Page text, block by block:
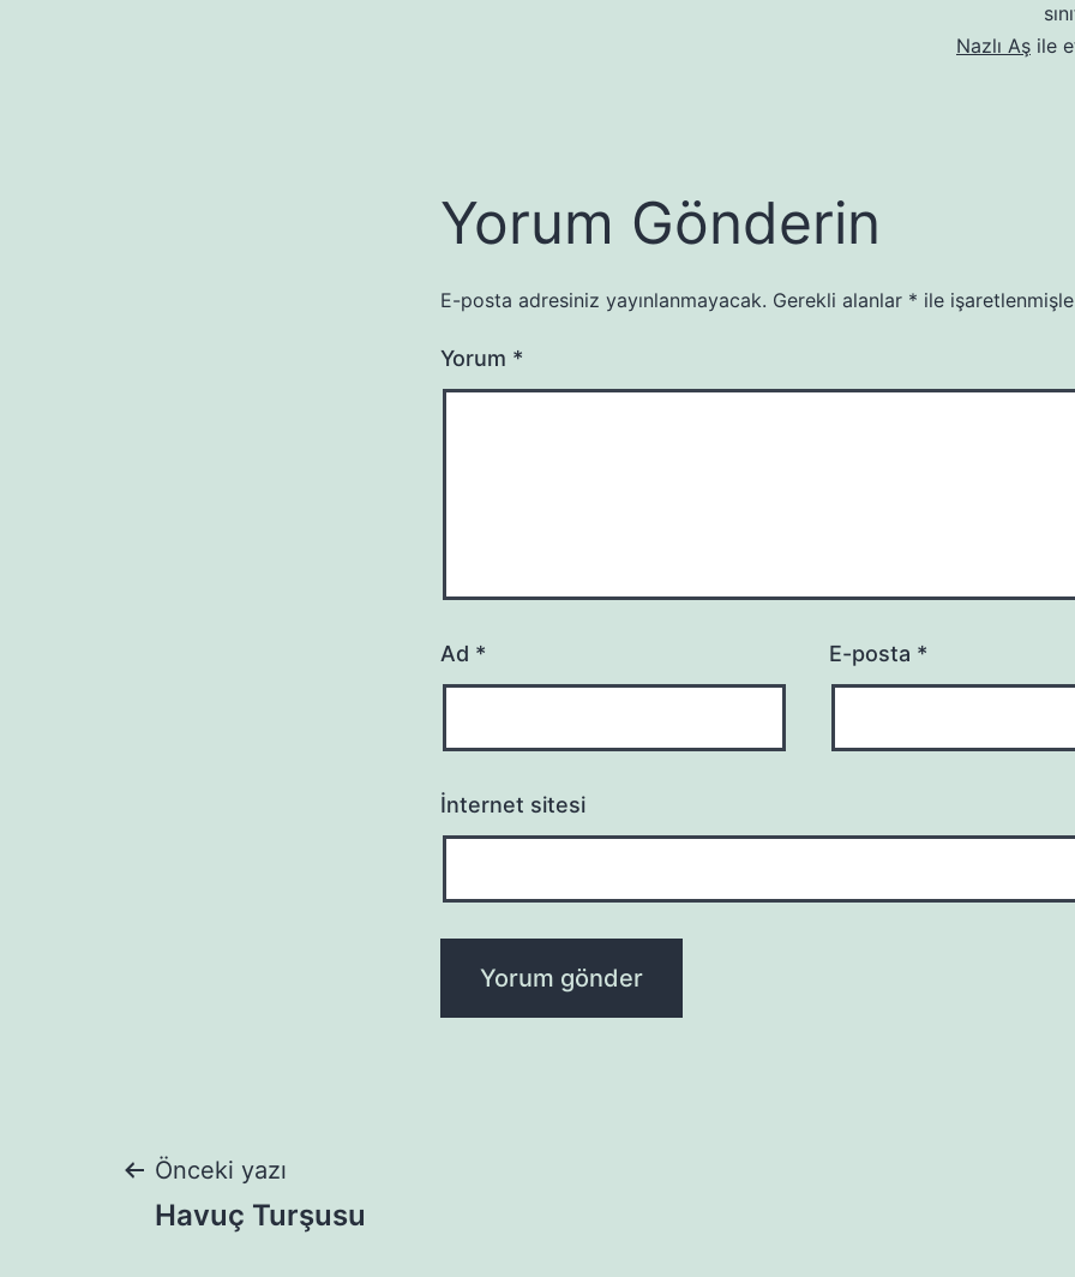
Nazlı Aş ile
Yorum Gönderin
E-posta adresiniz yayınlanmayacak. Gerekli alanlar * ile
Yorum *
Ad * E-posta *
İnternet sitesi
Yazı
Önceki yazı
Havuç Turşusu